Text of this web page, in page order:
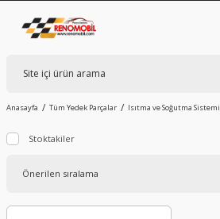
Anasayfa Tüm Yedek Parçalar Isıtma ve Soğutma Sistemi
Stoktakiler